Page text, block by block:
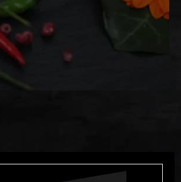
Ajouter au panier